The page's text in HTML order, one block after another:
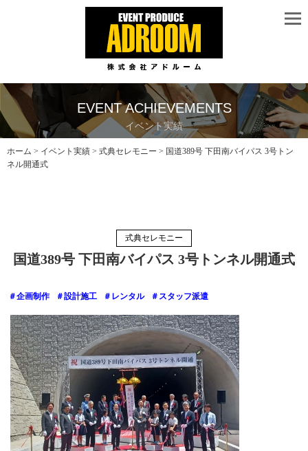
EVENT ACHIEVEMENTS
イベント実績
ホーム > イベント実績 > 式典セレモニー > 国道389号 下田南バイパス 3号トン
ネル開通式
式典セレモニー
国道389号 下田南バイパス 3号トンネル開通式
＃企画制作 ＃設計施工 ＃レンタル ＃スタッフ派遣